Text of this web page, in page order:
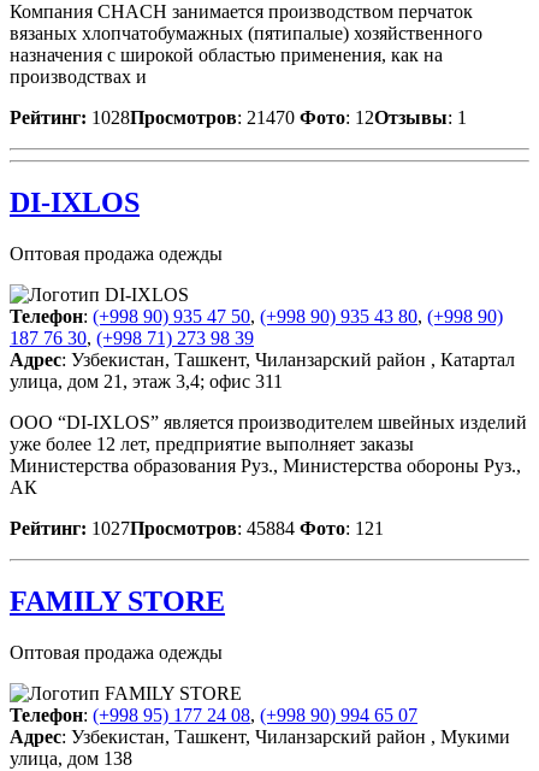
Компания CHACH занимается производством перчаток
вязаных хлопчатобумажных (пятипалые) хозяйственного
назначения с широкой областью применения, как на
производствах и
Рейтинг: 1028Просмотров: 21470 Фото: 12Отзывы: 1
DI-IXLOS
Оптовая продажа одежды
Телефон: (+998 90) 935 47 50, (+998 90) 935 43 80, (+998 90)
187 76 30, (+998 71) 273 98 39
Адрес: Узбекистан, Ташкент, Чиланзарский район , Катартал
улица, дом 21, этаж 3,4; офис 311
OOO “DI-IXLOS” является производителем швейных изделий
уже более 12 лет, предприятие выполняет заказы
Министерства образования Руз., Министерства обороны Руз.,
АК
Рейтинг: 1027Просмотров: 45884 Фото: 121
FAMILY STORE
Оптовая продажа одежды
Телефон: (+998 95) 177 24 08, (+998 90) 994 65 07
Адрес: Узбекистан, Ташкент, Чиланзарский район , Мукими
улица, дом 138